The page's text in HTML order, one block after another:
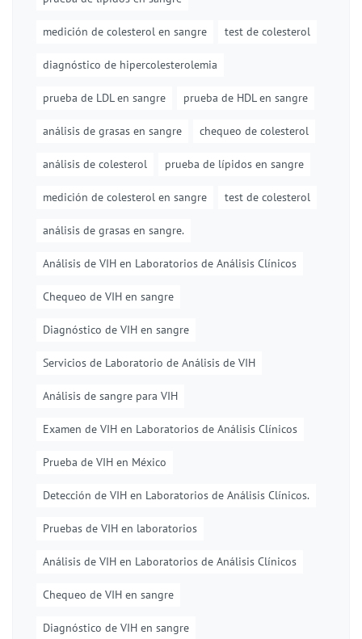
medición de colesterol en sangre test de colesterol
diagnóstico de hipercolesterolemia
prueba de LDL en sangre prueba de HDL en sangre
análisis de grasas en sangre chequeo de colesterol
análisis de colesterol prueba de lípidos en sangre
medición de colesterol en sangre test de colesterol
análisis de grasas en sangre.
Análisis de VIH en Laboratorios de Análisis Clínicos
Chequeo de VIH en sangre
Diagnóstico de VIH en sangre
Servicios de Laboratorio de Análisis de VIH
Análisis de sangre para VIH
Examen de VIH en Laboratorios de Análisis Clínicos
Prueba de VIH en México
Detección de VIH en Laboratorios de Análisis Clínicos.
Pruebas de VIH en laboratorios
Análisis de VIH en Laboratorios de Análisis Clínicos
Chequeo de VIH en sangre
Diagnóstico de VIH en sangre